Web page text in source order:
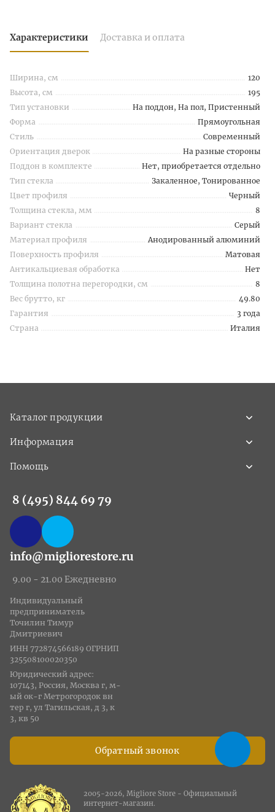
Характеристики Доставка и оплата
Ширина, см
120
Высота, см
195
Тип установки
На поддон, На пол, Пристенный
Форма
Прямоугольная
Стиль
Современный
Ориентация дверок
На разные стороны
Поддон в комплекте
Нет, приобретается отдельно
Тип стекла
Закаленное, Тонированное
Цвет профиля
Черный
Толщина стекла, мм
8
Вариант стекла
Серый
Материал профиля
Анодированный алюминий
Поверхность профиля
Матовая
Антикальциевая обработка
Нет
Толщина полотна перегородки, см
8
Вес брутто, кг
49.80
Гарантия
3 года
Страна
Италия
Каталог продукции
Информация
Помощь
8 (495) 844 69 79
info@migliorestore.ru
9.00 - 21.00 Ежедневно
Обратный звонок
Индивидуальный
предприниматель
Точилин Тимур
Дмитриевич
ИНН 772874566189 ОГРНИП
325508100020350
Юридический адрес:
107143, Россия, Москва г, м-
ый ок-г Метрогородок вн
тер г, ул Тагильская, д 3, к
3, кв 50
2005-2026, Migliore Store - Официальный
интернет-магазин.